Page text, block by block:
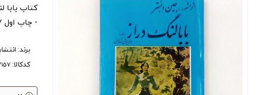
کتاب
- چاپ اول ۱۳۵۷
برند:
کدکالا: